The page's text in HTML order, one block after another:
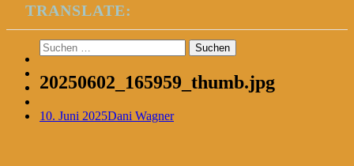
TRANSLATE:
Suchen
nach:
20250602_165959_thumb.jpg
10. Juni 2025Dani Wagner